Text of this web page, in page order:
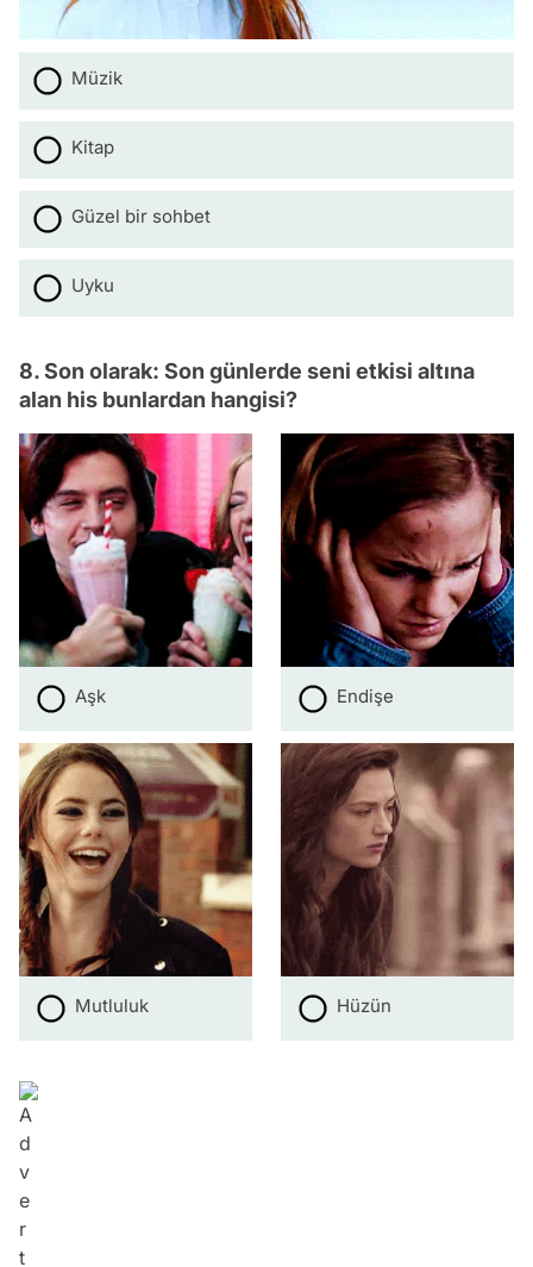
Müzik
Kitap
Güzel bir sohbet
Uyku
8. Son olarak: Son günlerde seni etkisi altına
alan his bunlardan hangisi?
Aşk Endişe
Mutluluk Hüzün